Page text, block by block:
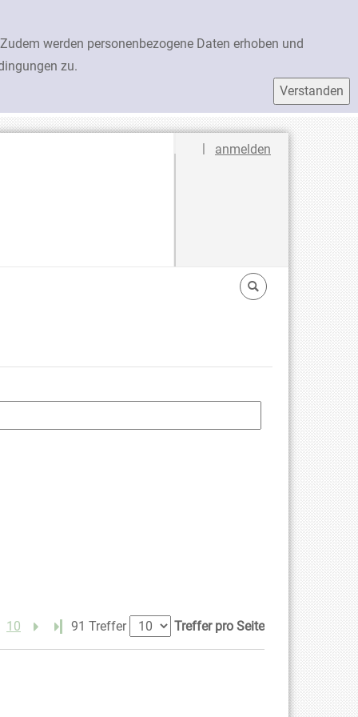
werden personenbezogene Daten erhoben und
zu.
Sprache auswählen
| anmelden
10 Letzte Seite
91 Treffer Treffer pro Seite